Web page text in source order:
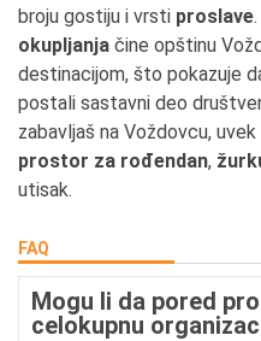
broju gostiju i vrsti proslave
okupljanja čine opštinu
destinacijom, što pokazuje
postali sastavni deo
zabavljaš na Voždovcu,
prostor za rođendan,
utisak.
FAQ
Mogu li da pored
celokupnu